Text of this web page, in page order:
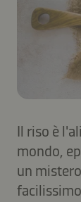
Il riso è
mondo,
un